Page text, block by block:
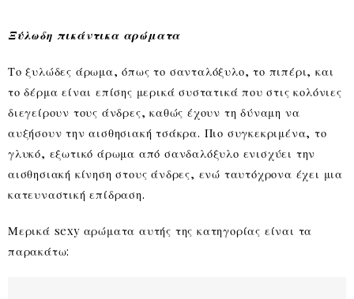
Ξύλωδη πικάντικα αρώματα
Το ξυλώδες άρωμα, όπως το σανταλόξυλο, το πιπέρι, και
το δέρμα είναι επίσης μερικά συστατικά που στις κολόνιες
διεγείρουν τους άνδρες, καθώς έχουν τη δύναμη να
αυξήσουν την αισθησιακή τσάκρα. Πιο συγκεκριμένα, το
γλυκό, εξωτικό άρωμα από σανδαλόξυλο ενισχύει την
αισθησιακή κίνηση στους άνδρες, ενώ ταυτόχρονα έχει μια
κατευναστική επίδραση.
Μερικά sexy αρώματα αυτής της κατηγορίας είναι τα
παρακάτω: